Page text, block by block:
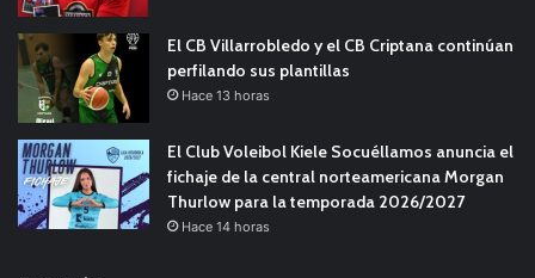
El CB Villarrobledo y el CB Criptana continúan
perfilando sus plantillas
Hace 13 horas
El Club Voleibol Kiele Socuéllamos anuncia el
fichaje de la central norteamericana Morgan
Thurlow para la temporada 2026/2027
Hace 14 horas